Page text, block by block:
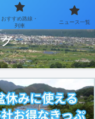
ブログ
おすすめ路線・
列車
ニュース一覧